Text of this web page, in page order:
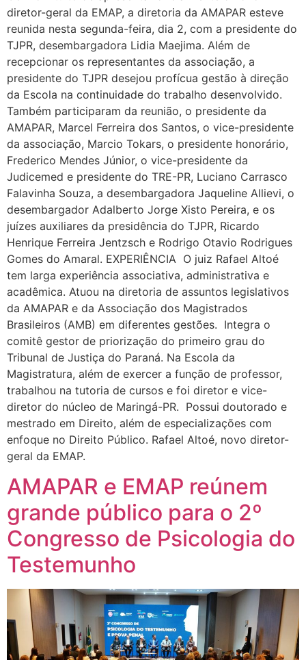
diretor-geral da EMAP, a diretoria da AMAPAR esteve
reunida nesta segunda-feira, dia 2, com a presidente do
TJPR, desembargadora Lidia Maejima. Além de
recepcionar os representantes da associação, a
presidente do TJPR desejou profícua gestão à direção
da Escola na continuidade do trabalho desenvolvido.
Também participaram da reunião, o presidente da
AMAPAR, Marcel Ferreira dos Santos, o vice-presidente
da associação, Marcio Tokars, o presidente honorário,
Frederico Mendes Júnior, o vice-presidente da
Judicemed e presidente do TRE-PR, Luciano Carrasco
Falavinha Souza, a desembargadora Jaqueline Allievi, o
desembargador Adalberto Jorge Xisto Pereira, e os
juízes auxiliares da presidência do TJPR, Ricardo
Henrique Ferreira Jentzsch e Rodrigo Otavio Rodrigues
Gomes do Amaral. EXPERIÊNCIA O juiz Rafael Altoé
tem larga experiência associativa, administrativa e
acadêmica. Atuou na diretoria de assuntos legislativos
da AMAPAR e da Associação dos Magistrados
Brasileiros (AMB) em diferentes gestões. Integra o
comitê gestor de priorização do primeiro grau do
Tribunal de Justiça do Paraná. Na Escola da
Magistratura, além de exercer a função de professor,
trabalhou na tutoria de cursos e foi diretor e vice-
diretor do núcleo de Maringá-PR. Possui doutorado e
mestrado em Direito, além de especializações com
enfoque no Direito Público. Rafael Altoé, novo diretor-
geral da EMAP.
AMAPAR e EMAP reúnem
grande público para o 2º
Congresso de Psicologia do
Testemunho